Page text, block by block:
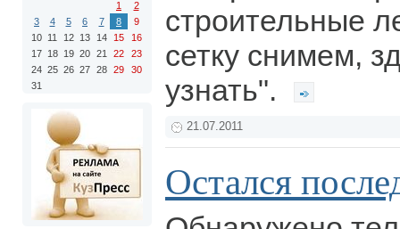
1
2
3
4 5 6 7 8
9
10 11 12 13 14 15
16
17 18 19 20 21 22
23
24 25 26 27 28 29
30
31
строительные
сетку снимем,
узнать".
21.07.2011
Остался